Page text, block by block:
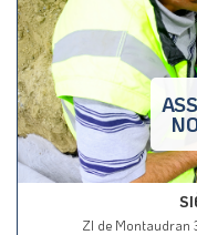
ZI de Montaudran